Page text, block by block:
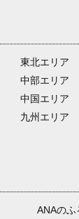
東北エリア
中部エリア
中国エリア
九州エリア
ANAの